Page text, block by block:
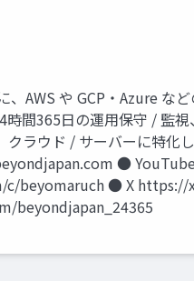
、AWS や GCP・Azure な
間365日の運用保守 / 監
クラウド / サーバーに特化
●
beyomaruch ● X
beyondjapan_24365